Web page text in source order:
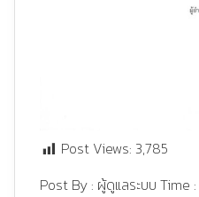
Post Views: 3,785
Post By : ผู้ดูแลระบบ Time :